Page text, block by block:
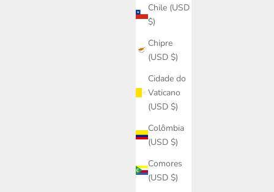
Chile (USD
$)
Chipre
(USD $)
Cidade do
Vaticano
(USD $)
Colômbia
(USD $)
Comores
(USD $)